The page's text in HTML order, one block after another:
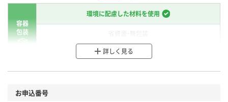
容器
包装
環境に配慮した材料を使用
分別・リサイクルしやすい設計
商品
本体
詳しく見る
お申込番号